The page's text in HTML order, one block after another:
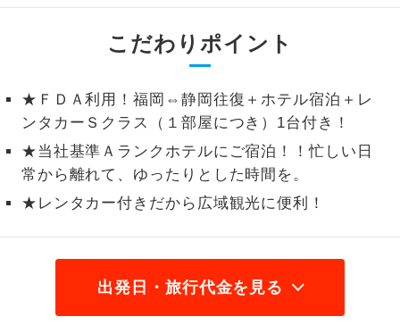
こだわりポイント
★ＦＤＡ利用！福岡⇔静岡往復＋ホテル宿泊＋レ
ンタカーＳクラス（１部屋につき）1台付き！
★当社基準Ａランクホテルにご宿泊！！忙しい日
常から離れて、ゆったりとした時間を。
★レンタカー付きだから広域観光に便利！
出発日・旅行代金を見る
全食事付き
全てのお食事が付いていますので、お食
事の心配はいりません。（機内食を除
お部屋食
お部屋にてゆっくりとお召し上がりいた
だけます。
トラベルイヤ
ホン
周りの音を気にせず、ガイドさんの説明
1名様催行
2名様催行
2名様から出発可能な個人型プランで